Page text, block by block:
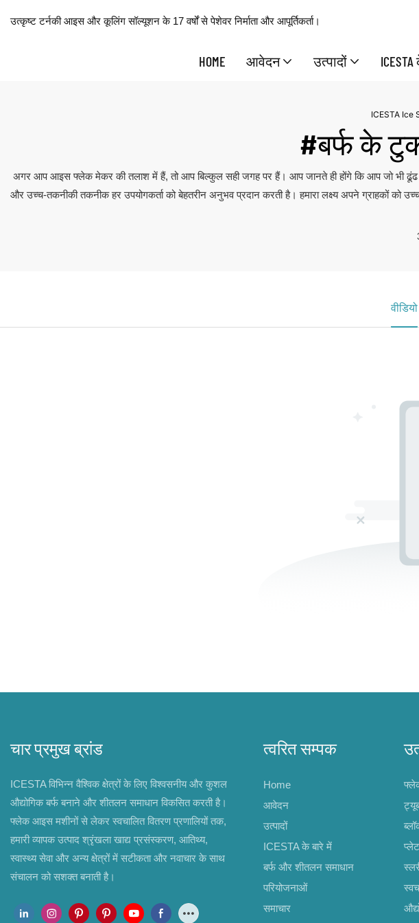
उत्कृष्ट टर्नकी आइस और कूलिंग सॉल्यूशन के 17 वर्षों से पेशेवर निर्माता और आपूर्तिकर्ता।
HOME आवेदन उत्पादों
ICESTA Ice
#बर्फ के
अगर आप आइस फ्लेक मेकर की तलाश में हैं, तो आप बिल्कुल सही जगह पर हैं। आप जानते ही होंगे कि आप जो भी
और उच्च-तकनीकी तकनीक हर उपयोगकर्ता को बेहतरीन अनुभव प्रदान करती है। हमारा लक्ष्य अपने ग्राहकों
वीडियो
चार प्रमुख ब्रांड
ICESTA विभिन्न वैश्विक क्षेत्रों के लिए विश्वसनीय और कुशल
औद्योगिक बर्फ बनाने और शीतलन समाधान विकसित करती है।
फ्लेक आइस मशीनों से लेकर स्वचालित वितरण प्रणालियों तक,
हमारी व्यापक उत्पाद श्रृंखला खाद्य प्रसंस्करण, आतिथ्य,
स्वास्थ्य सेवा और अन्य क्षेत्रों में सटीकता और नवाचार के साथ
संचालन को सशक्त बनाती है।
त्वरित सम्पक
Home
आवेदन
उत्पादों
ICESTA के बारे में
बर्फ और शीतलन समाधान
परियोजनाओं
समाचार